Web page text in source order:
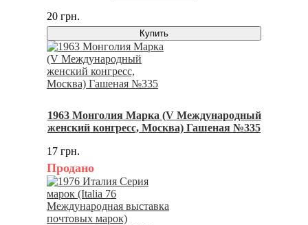
20 грн.
Купить
1963 Монголия Марка (V Международный
женский конгресс, Москва) Гашеная №335
17 грн.
Продано